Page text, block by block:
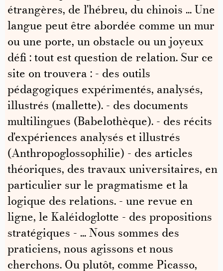
étrangères, de l'hébreu, du chinois ... Une
langue peut être abordée comme un mur
ou une porte, un obstacle ou un joyeux
défi : tout est question de relation. Sur ce
site on trouvera : - des outils
pédagogiques expérimentés, analysés,
illustrés (mallette). - des documents
multilingues (Babelothèque). - des récits
d'expériences analysés et illustrés
(Anthropoglossophilie) - des articles
théoriques, des travaux universitaires, en
particulier sur le pragmatisme et la
logique des relations. - une revue en
ligne, le Kaléidoglotte - des propositions
stratégiques - ... Nous sommes des
praticiens, nous agissons et nous
cherchons. Ou plutôt, comme Picasso,